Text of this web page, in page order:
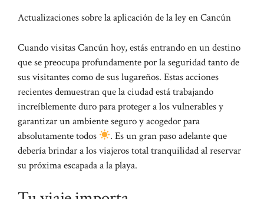
Actualizaciones sobre la aplicación de la ley en Cancún
Cuando visitas Cancún hoy, estás entrando en un destino
que se preocupa profundamente por la seguridad tanto de
sus visitantes como de sus lugareños. Estas acciones
recientes demuestran que la ciudad está trabajando
increíblemente duro para proteger a los vulnerables y
garantizar un ambiente seguro y acogedor para
absolutamente todos
. Es un gran paso adelante que
debería brindar a los viajeros total tranquilidad al reservar
su próxima escapada a la playa.